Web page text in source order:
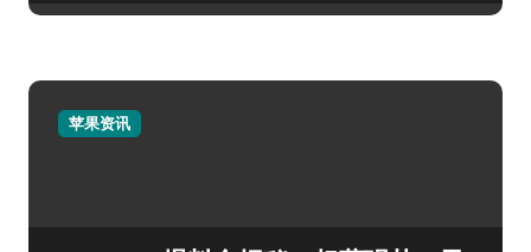
苹果资讯